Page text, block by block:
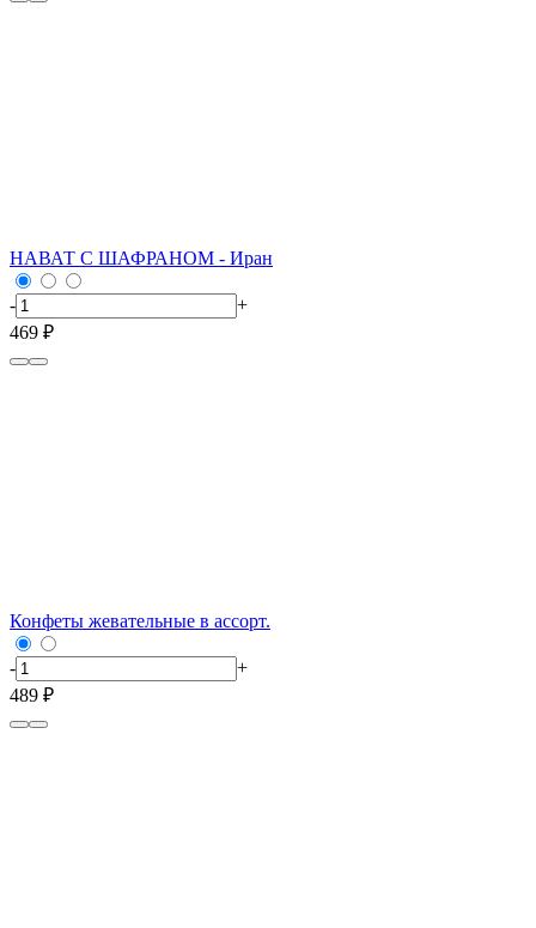
НАВАТ С ШАФРАНОМ - Иран
-
+
469 ₽
Конфеты жевательные в ассорт.
-
+
489 ₽